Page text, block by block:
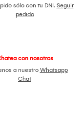
sólo con tu DNI. Seguir
pedido
con nosotros
a nuestro Whatsapp
Chat